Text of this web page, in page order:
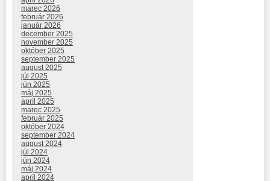
marec 2026
február 2026
január 2026
december 2025
november 2025
október 2025
september 2025
august 2025
júl 2025
jún 2025
máj 2025
apríl 2025
marec 2025
február 2025
október 2024
september 2024
august 2024
júl 2024
jún 2024
máj 2024
apríl 2024